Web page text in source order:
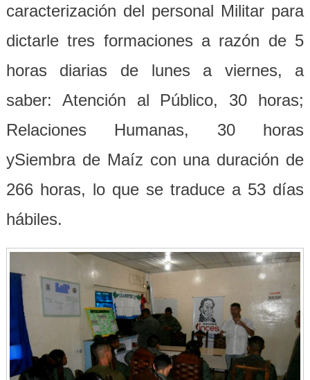
caracterización del personal Militar para
dictarle tres formaciones a razón de 5
horas diarias de lunes a viernes, a
saber: Atención al Público, 30 horas;
Relaciones Humanas, 30 horas
ySiembra de Maíz con una duración de
266 horas, lo que se traduce a 53 días
hábiles.